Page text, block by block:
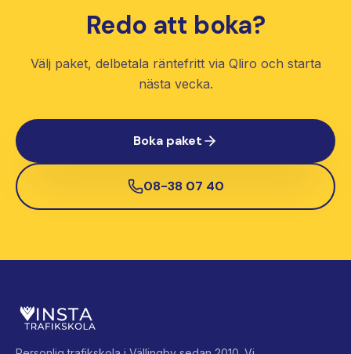
Redo att boka?
Välj paket, delbetala räntefritt via Qliro och starta
nästa vecka.
Boka paket
08-38 07 40